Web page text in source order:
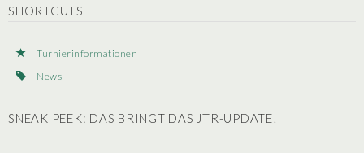
SHORTCUTS
Turnierinformationen
News
SNEAK PEEK: DAS BRINGT DAS JTR-UPDATE!